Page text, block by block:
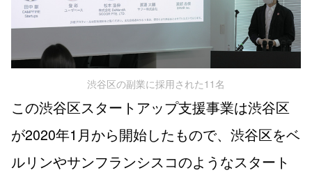
渋谷区の副業に採用された11名
この渋谷区スタートアップ支援事業は渋谷区
が2020年1月から開始したもので、渋谷区をベ
ルリンやサンフランシスコのようなスタート